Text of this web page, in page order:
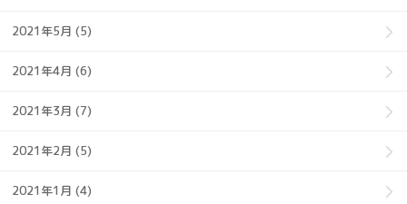
2021年5月 (5)
2021年4月 (6)
2021年3月 (7)
2021年2月 (5)
2021年1月 (4)